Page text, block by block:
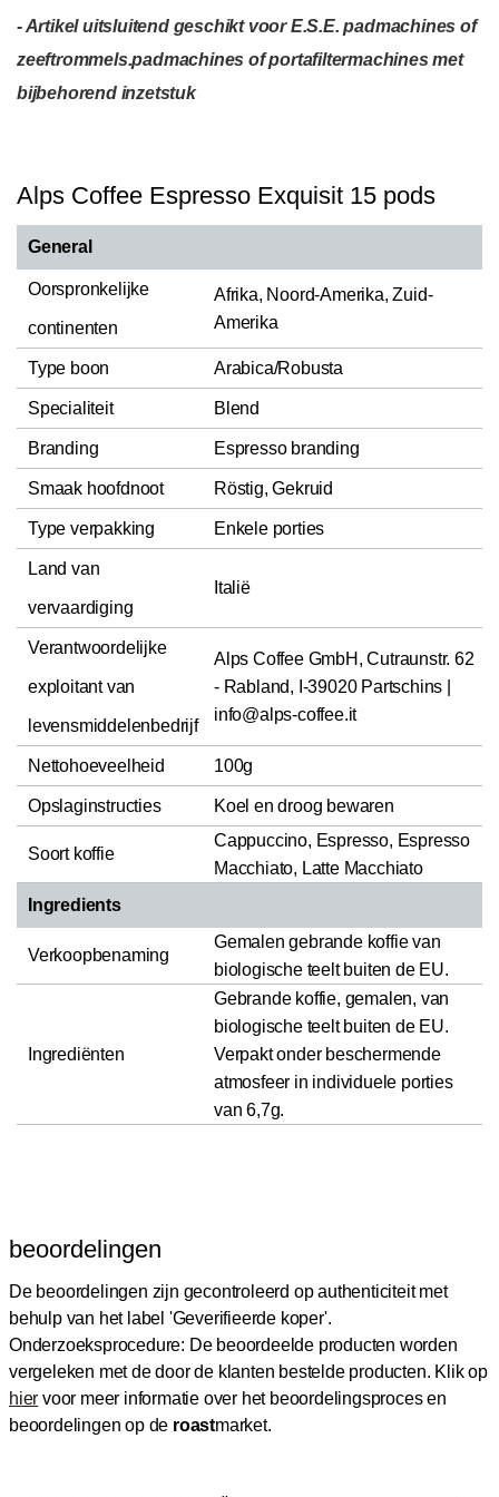
- Artikel uitsluitend geschikt voor E.S.E. padmachines of
zeeftrommels.padmachines of portafiltermachines met
bijbehorend inzetstuk
Alps Coffee Espresso Exquisit 15 pods
General
Oorspronkelijke
continenten
Afrika, Noord-Amerika, Zuid-
Amerika
Type boon Arabica/Robusta
Specialiteit Blend
Branding Espresso branding
Smaak hoofdnoot Röstig, Gekruid
Type verpakking Enkele porties
Land van
vervaardiging
Italië
Verantwoordelijke
exploitant van
levensmiddelenbedrijf
Alps Coffee GmbH, Cutraunstr. 62
- Rabland, I-39020 Partschins |
info@alps-coffee.it
Nettohoeveelheid 100g
Opslaginstructies Koel en droog bewaren
Soort koffie
Cappuccino, Espresso, Espresso
Macchiato, Latte Macchiato
Ingredients
Verkoopbenaming
Gemalen gebrande koffie van
biologische teelt buiten de EU.
Ingrediënten
Gebrande koffie, gemalen, van
biologische teelt buiten de EU.
Verpakt onder beschermende
atmosfeer in individuele porties
van 6,7g.
beoordelingen
De beoordelingen zijn gecontroleerd op authenticiteit met
behulp van het label 'Geverifieerde koper'.
Onderzoeksprocedure: De beoordeelde producten worden
vergeleken met de door de klanten bestelde producten. Klik op
hier voor meer informatie over het beoordelingsproces en
beoordelingen op de roastmarket.